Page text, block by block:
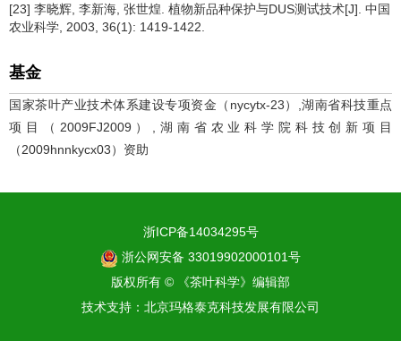
[23] 李晓辉, 李新海, 张世煌. 植物新品种保护与DUS测试技术[J]. 中国
农业科学, 2003, 36(1): 1419-1422.
基金
国家茶叶产业技术体系建设专项资金（nycytx-23）,湖南省科技重点
项目（2009FJ2009）,湖南省农业科学院科技创新项目
（2009hnnkycx03）资助
浙ICP备14034295号
浙公网安备 33019902000101号
版权所有 © 《茶叶科学》编辑部
技术支持： 北京玛格泰克科技发展有限公司